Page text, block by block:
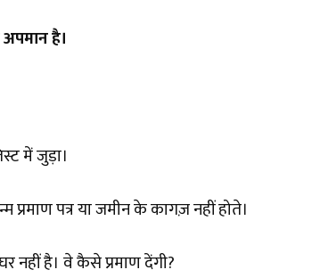
है।
में जुड़ा।
पत्र या जमीन के कागज़ नहीं होते।
नहीं है। वे कैसे प्रमाण देंगी?